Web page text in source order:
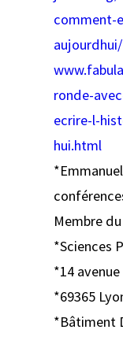
comment-
aujourdhui/
ronde-
ecrire-l-
hui.html
Membre
*Sciences
*14
*69365
*Bâtiment